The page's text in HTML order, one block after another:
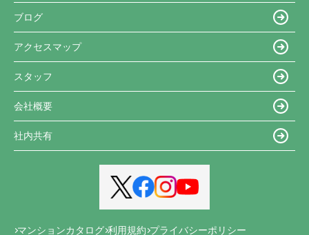
ブログ
アクセスマップ
スタッフ
会社概要
社内共有
マンションカタログ 利用規約 プライバシーポリシー